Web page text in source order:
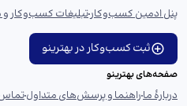
پنل ادمین کسب‌وکارتبلیغات کسب‌وکار
ثبت کسب‌وکار در بهترینو
صفحه‌های بهترینو
دربارهٔ ماراهنما و پرسش‌های متداولتماس